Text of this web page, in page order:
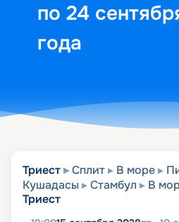
по 24
года
Триест Сплит В море
Кушадасы
Стамбул В
Триест